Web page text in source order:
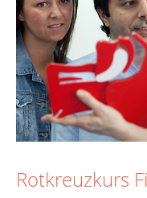
Rotkreuzkurs